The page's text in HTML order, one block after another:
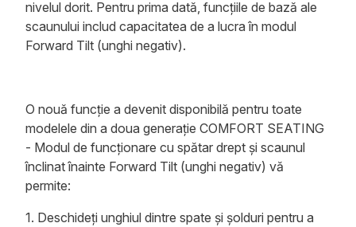
nivelul dorit. Pentru prima dată, funcțiile de bază ale
scaunului includ capacitatea de a lucra în modul
Forward Tilt (unghi negativ).
O nouă funcție a devenit disponibilă pentru toate
modelele din a doua generație COMFORT SEATING
- Modul de funcționare cu spătar drept și scaunul
înclinat înainte Forward Tilt (unghi negativ) vă
permite:
1. Deschideți unghiul dintre spate și șolduri pentru a